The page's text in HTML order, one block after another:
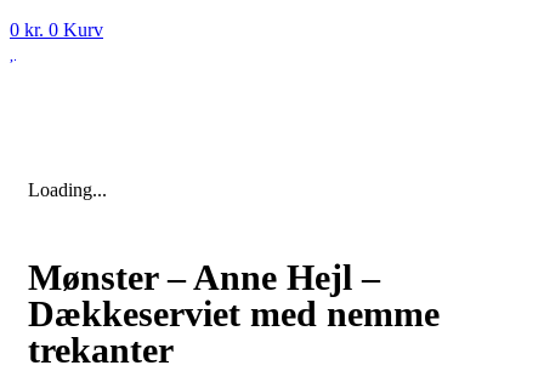
0 kr. 0 Kurv
Loading...
Mønster – Anne Hejl –
Dækkeserviet med nemme
trekanter